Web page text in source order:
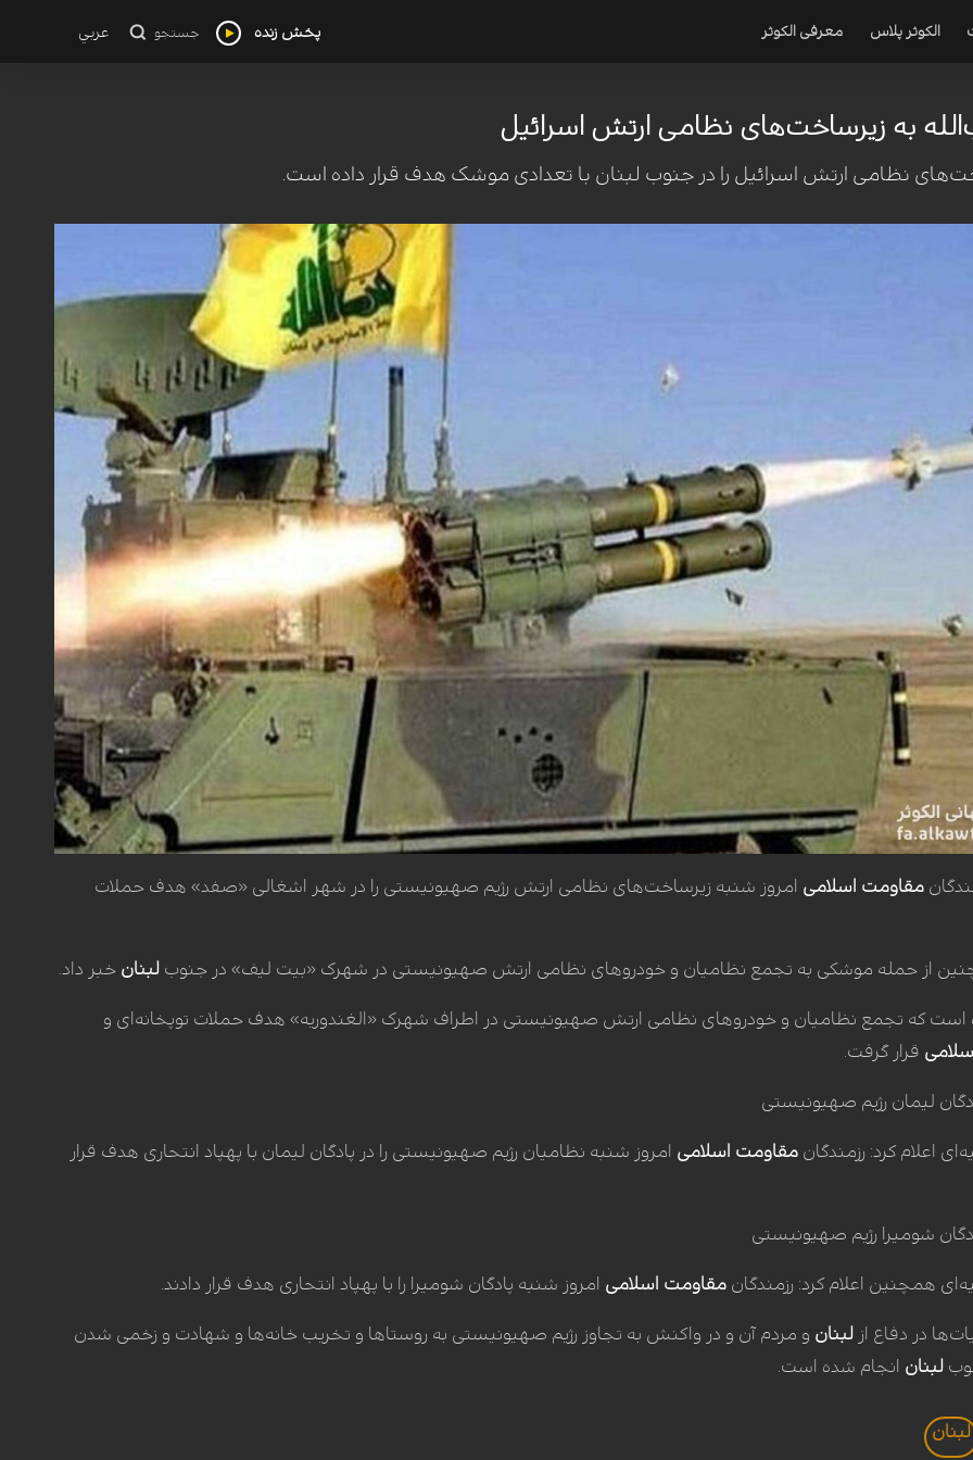
الکوثر پلاس معرفی الکوثر پخش زنده جستجو عربي
به زیرساخت‌های نظامی ارتش اسرائیل
نظامی ارتش اسرائیل را در جنوب لبنان با تعدادی موشک هدف قرار داده است.
مقاومت اسلامی امروز شنبه زیرساخت‌های نظامی ارتش رژیم صهیونیستی را در شهر اشغالی «صفد» هدف حملات
از حمله موشکی به تجمع نظامیان و خودرو‌های نظامی ارتش صهیونیستی در شهرک «بیت لیف» در جنوب لبنان خبر داد.
است که تجمع نظامیان و خودرو‌های نظامی ارتش صهیونیستی در اطراف شهرک «الغندوریه» هدف حملات توپخانه‌ای و
قرار گرفت.
لیمان رژیم صهیونیستی
اعلام کرد: رزمندگان مقاومت اسلامی امروز شنبه نظامیان رژیم صهیونیستی را در پادگان لیمان با پهپاد انتحاری هدف قرار
شومیرا رژیم صهیونیستی
همچنین اعلام کرد: رزمندگان مقاومت اسلامی امروز شنبه پادگان شومیرا را با پهپاد انتحاری هدف قرار دادند.
در دفاع از لبنان و مردم آن و در واکنش به تجاوز رژیم صهیونیستی به روستا‌ها و تخریب خانه‌ها و شهادت و زخمی شدن
لبنان انجام شده است.
لبنان